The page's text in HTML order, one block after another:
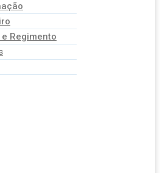
Regimento